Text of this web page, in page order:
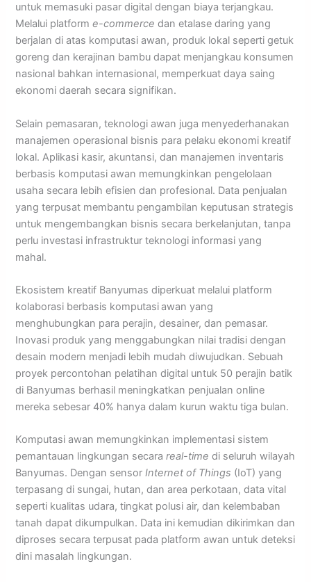
untuk memasuki pasar digital dengan biaya terjangkau.
Melalui platforme-commerce dan etalase daring yang
berjalan di atas komputasi awan, produk lokal seperti getuk
goreng dan kerajinan bambu dapat menjangkau konsumen
nasional bahkan internasional, memperkuat daya saing
ekonomi daerah secara signifikan.
Selain pemasaran, teknologi awan juga menyederhanakan
manajemen operasional bisnis para pelaku ekonomi kreatif
lokal. Aplikasi kasir, akuntansi, dan manajemen inventaris
berbasis komputasi awan memungkinkan pengelolaan
usaha secara lebih efisien dan profesional. Data penjualan
yang terpusat membantu pengambilan keputusan strategis
untuk mengembangkan bisnis secara berkelanjutan, tanpa
perlu investasi infrastruktur teknologi informasi yang
mahal.
Ekosistem kreatif Banyumas diperkuat melalui platform
kolaborasi berbasis komputasiawan yang
menghubungkan para perajin, desainer, dan pemasar.
Inovasi produk yang menggabungkan nilai tradisi dengan
desain modern menjadi lebih mudah diwujudkan. Sebuah
proyek percontohan pelatihan digital untuk 50 perajin batik
di Banyumas berhasil meningkatkan penjualan online
mereka sebesar 40% hanya dalam kurun waktu tiga bulan.
Komputasi awan memungkinkan implementasi sistem
pemantauan lingkungan secarareal-time di seluruh wilayah
Banyumas. Dengan sensorInternet of Things (IoT) yang
terpasang di sungai, hutan, dan area perkotaan, data vital
seperti kualitas udara, tingkat polusi air, dan kelembaban
tanah dapat dikumpulkan. Data ini kemudian dikirimkan dan
diproses secara terpusat pada platform awan untuk deteksi
dini masalah lingkungan.